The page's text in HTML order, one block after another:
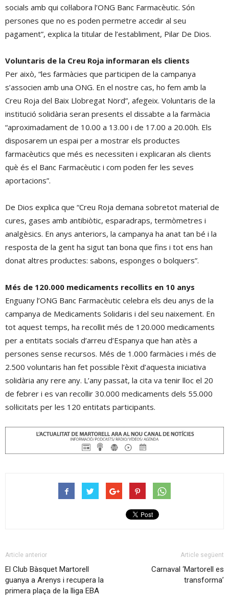
socials amb qui col·labora l’ONG Banc Farmacèutic. Són
persones que no es poden permetre accedir al seu
pagament”, explica la titular de l’establiment, Pilar De Dios.
Voluntaris de la Creu Roja informaran els clients
Per això, “les farmàcies que participen de la campanya
s’associen amb una ONG. En el nostre cas, ho fem amb la
Creu Roja del Baix Llobregat Nord”, afegeix. Voluntaris de la
institució solidària seran presents el dissabte a la farmàcia
“aproximadament de 10.00 a 13.00 i de 17.00 a 20.00h. Els
disposarem un espai per a mostrar els productes
farmacèutics que més es necessiten i explicaran als clients
què és el Banc Farmacèutic i com poden fer les seves
aportacions”.
De Dios explica que “Creu Roja demana sobretot material de
cures, gases amb antibiòtic, esparadraps, termòmetres i
analgèsics. En anys anteriors, la campanya ha anat tan bé i la
resposta de la gent ha sigut tan bona que fins i tot ens han
donat altres productes: sabons, esponges o bolquers”.
Més de 120.000 medicaments recollits en 10 anys
Enguany l’ONG Banc Farmacèutic celebra els deu anys de la
campanya de Medicaments Solidaris i del seu naixement. En
tot aquest temps, ha recollit més de 120.000 medicaments
per a entitats socials d’arreu d’Espanya que han atès a
persones sense recursos. Més de 1.000 farmàcies i més de
2.500 voluntaris han fet possible l’èxit d’aquesta iniciativa
solidària any rere any. L’any passat, la cita va tenir lloc el 20
de febrer i es van recollir 30.000 medicaments dels 55.000
sol·licitats per les 120 entitats participants.
Article anterior
El Club Bàsquet Martorell
guanya a Arenys i recupera la
primera plaça de la lliga EBA
Article següent
Carnaval ‘Martorell es
transforma’